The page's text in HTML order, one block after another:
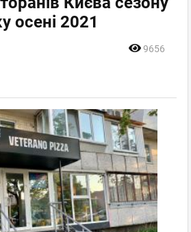
осені 2021
9656